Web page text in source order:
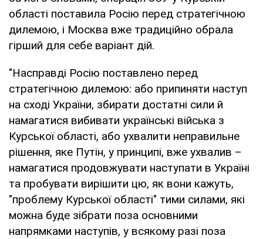
області поставила Росію перед стратегічною
дилемою, і Москва вже традиційно обрала
гірший для себе варіант дій.
"Насправді Росію поставлено перед
стратегічною дилемою: або припиняти наступ
на сході України, збирати достатні сили й
намагатися вибивати українські війська з
Курської області, або ухвалити неправильне
рішення, яке Путін, у принципі, вже ухвалив –
намагатися продовжувати наступати в Україні
та пробувати вирішити цю, як вони кажуть,
"проблему Курської області" тими силами, які
можна буде зібрати поза основними
напрямками наступів, у всякому разі поза